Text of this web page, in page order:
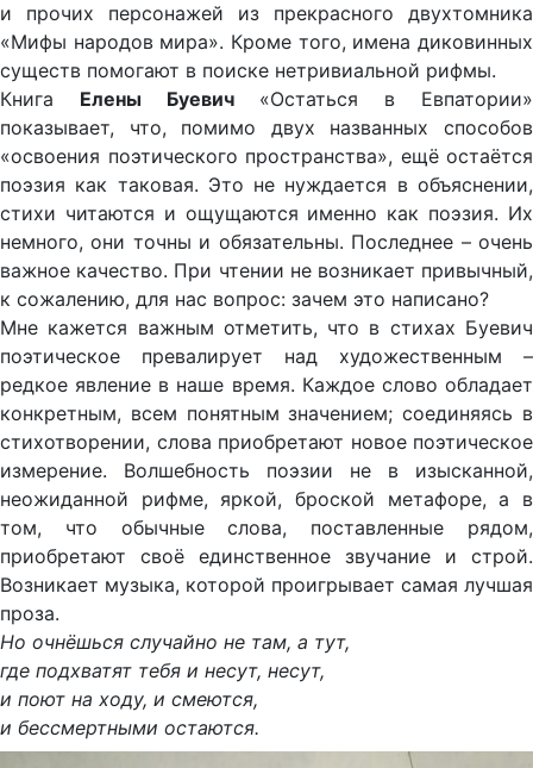
и прочих персонажей из прекрасного двухтомника
«Мифы народов мира». Кроме того, имена диковинных
существ помогают в поиске нетривиальной рифмы.
Книга Елены Буевич«Остаться в Евпатории»
показывает, что, помимо двух названных способов
«освоения поэтического пространства», ещё остаётся
поэзия как таковая. Это не нуждается в объяснении,
стихи читаются и ощущаются именно как поэзия. Их
немного, они точны и обязательны. Последнее – очень
важное качество. При чтении не возникает привычный,
к сожалению, для нас вопрос: зачем это написано?
Мне кажется важным отметить, что в стихах Буевич
поэтическое превалирует над художественным –
редкое явление в наше время. Каждое слово обладает
конкретным, всем понятным значением; соединяясь в
стихотворении, слова приобретают новое поэтическое
измерение. Волшебность поэзии не в изысканной,
неожиданной рифме, яркой, броской метафоре, а в
том, что обычные слова, поставленные рядом,
приобретают своё единственное звучание и строй.
Возникает музыка, которой проигрывает самая лучшая
проза.
Но очнёшься случайно не там, а тут,
где подхватят тебя и несут, несут,
и поют на ходу, и смеются,
и бессмертными остаются.